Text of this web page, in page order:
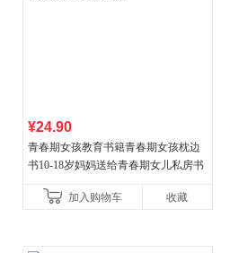
¥24.90
青春期女孩教育书籍青春期女孩枕边
书10-18岁妈妈送给青春期女儿私房书
育女孩发育叛逆期
加入购物车 收藏